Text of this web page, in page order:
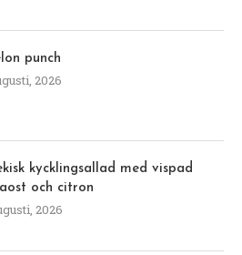
punch
2026
kycklingsallad med vispad
och citron
2026